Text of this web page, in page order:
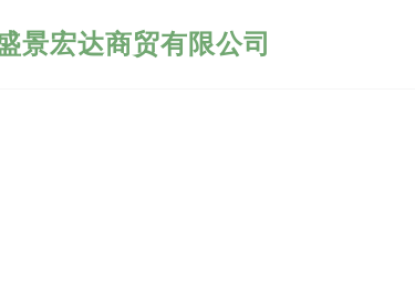
景宏达商贸有限公司